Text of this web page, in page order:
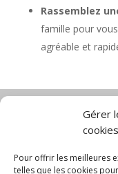
Gérer
cookies
Pour offrir les meilleures
telles que les cookies
Rassemblez
famille pour
agréable et
Diable électrique